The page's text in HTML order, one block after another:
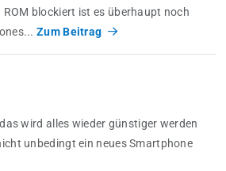
blockiert ist es überhaupt noch
Zum Beitrag
wird alles wieder günstiger werden
unbedingt ein neues Smartphone